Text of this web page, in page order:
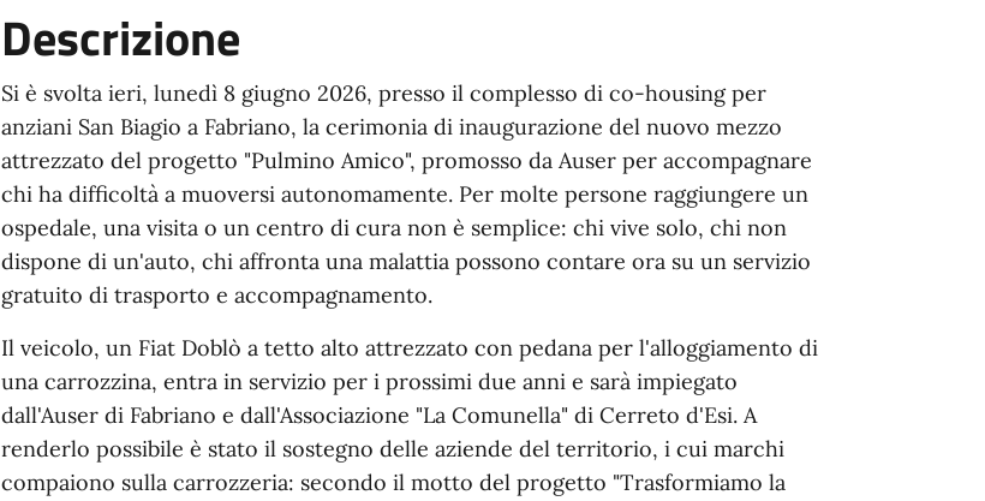
Descrizione
Si è svolta ieri, lunedì 8 giugno 2026, presso il complesso di co-housing per
anziani San Biagio a Fabriano, la cerimonia di inaugurazione del nuovo mezzo
attrezzato del progetto "Pulmino Amico", promosso da Auser per accompagnare
chi ha difficoltà a muoversi autonomamente. Per molte persone raggiungere un
ospedale, una visita o un centro di cura non è semplice: chi vive solo, chi non
dispone di un'auto, chi affronta una malattia possono contare ora su un servizio
gratuito di trasporto e accompagnamento.
Il veicolo, un Fiat Doblò a tetto alto attrezzato con pedana per l'alloggiamento di
una carrozzina, entra in servizio per i prossimi due anni e sarà impiegato
dall'Auser di Fabriano e dall'Associazione "La Comunella" di Cerreto d'Esi. A
renderlo possibile è stato il sostegno delle aziende del territorio, i cui marchi
compaiono sulla carrozzeria: secondo il motto del progetto "Trasformiamo la